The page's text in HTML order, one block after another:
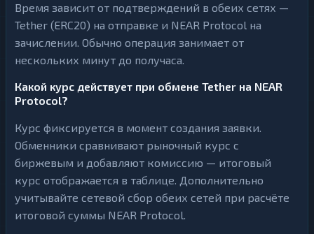
Время зависит от подтверждений в обеих сетях —
Tether (ERC20) на отправке и NEAR Protocol на
зачислении. Обычно операция занимает от
нескольких минут до получаса.
Какой курс действует при обмене Tether на NEAR
Protocol?
Курс фиксируется в момент создания заявки.
Обменники сравнивают рыночный курс с
биржевым и добавляют комиссию — итоговый
курс отображается в таблице. Дополнительно
учитывайте сетевой сбор обеих сетей при расчёте
итоговой суммы NEAR Protocol.